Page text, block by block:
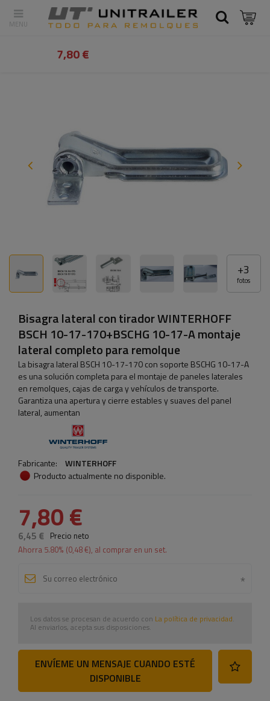
Inicio Piezas y accesorios de remolques
+3
fotos
Bisagra lateral con tirador WINTERHOFF
BSCH 10-17-170+BSCHG 10-17-A montaje
lateral completo para remolque
La bisagra lateral BSCH 10-17-170 con soporte BSCHG 10-17-A
es una solución completa para el montaje de paneles laterales
en remolques, cajas de carga y vehículos de transporte.
Garantiza una apertura y cierre estables y suaves del panel
lateral, aumentan
Fabricante:
WINTERHOFF
Producto actualmente no disponible.
7,80 €
6,45 € Precio neto
Ahorra 5.80% (0,48 €), al comprar en un set.
Los datos se procesan de acuerdo con La política de privacidad.
Al enviarlos, acepta sus disposiciones.
ENVÍEME UN MENSAJE CUANDO ESTÉ
DISPONIBLE
7,80 €